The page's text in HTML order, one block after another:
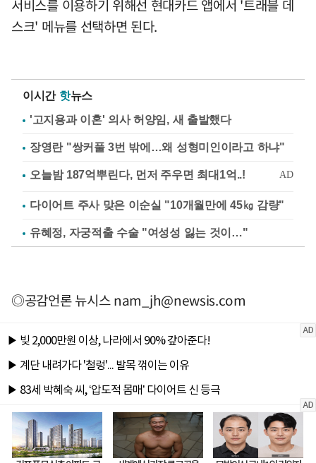
서비스를 이용하기 위해선 현대카드 앱에서 '트래블 데
스크' 메뉴를 선택하면 된다.
이시간 핫뉴스
'고지용과 이혼' 의사 허양임, 새 출발했다
장영란 "쌍커풀 3번 밖에…왜 성형미인이라고 하냐"
다이어트 주사 맞은 이순실 "10개월만에 45㎏ 감량"
유혜정, 자궁적출 수술 "여성성 잃는 것이…"
◎공감언론 뉴시스nam_jh@newsis.com